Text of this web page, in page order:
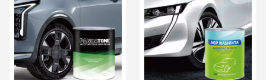
Русский
Español